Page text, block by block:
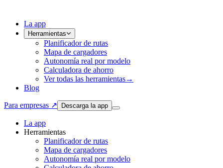
La app
Herramientas
Planificador de rutas
Mapa de cargadores
Autonomía real por modelo
Calculadora de ahorro
Ver todas las herramientas→
Blog
Para empresas ↗ Descarga la app
La app
Herramientas
Planificador de rutas
Mapa de cargadores
Autonomía real por modelo